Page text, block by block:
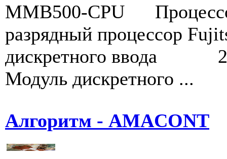
MMB500-CPU
разрядный процессор
дискретного ввода
Модуль дискретного ...
Алгоритм - AMACONT